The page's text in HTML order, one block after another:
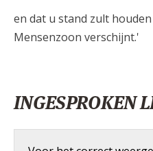
en dat u stand zult
Mensenzoon verschijnt.'
INGESPROKEN